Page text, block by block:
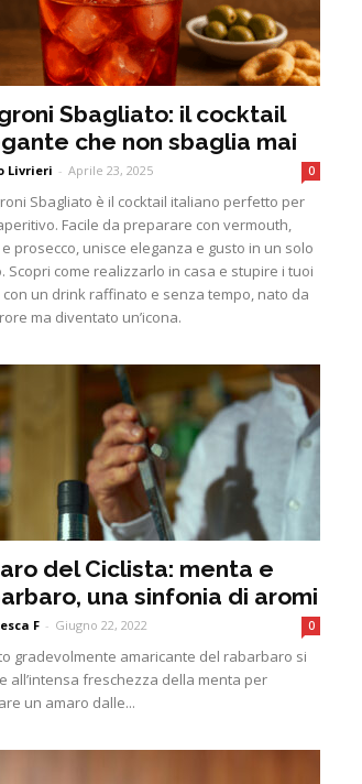
Sbagliato: il cocktail
che non sbaglia mai
Livrieri - Aprile 23, 2025 0
Sbagliato è il cocktail italiano perfetto per
Facile da preparare con vermouth,
prosecco, unisce eleganza e gusto in un solo
Scopri come realizzarlo in casa e stupire i tuoi
con un drink raffinato e senza tempo, nato da
ma diventato un’icona.
del Ciclista: menta e
una sinfonia di aromi
F - Giugno 22, 2022 0
gradevolmente amaricante del rabarbaro si
all’intensa freschezza della menta per
un amaro dalle...